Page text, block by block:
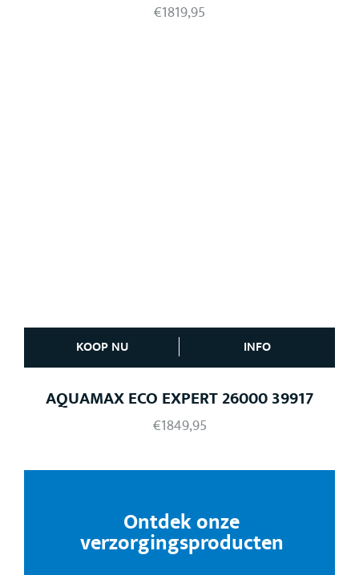
€1819,95
KOOP NU INFO
AQUAMAX ECO EXPERT 26000 39917
€1849,95
Ontdek onze
verzorgingsproducten